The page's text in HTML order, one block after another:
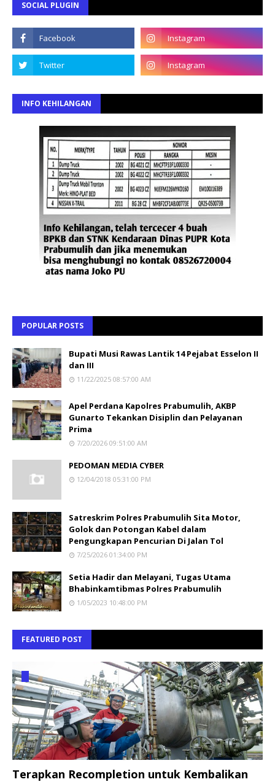
SOCIAL PLUGIN
INFO KEHILANGAN
POPULAR POSTS
Bupati Musi Rawas Lantik 14 Pejabat Esselon II
dan III
11/22/2025 08:57:00 AM
Apel Perdana Kapolres Prabumulih, AKBP
Gunarto Tekankan Disiplin dan Pelayanan
Prima
7/20/2026 09:51:00 AM
PEDOMAN MEDIA CYBER
12/04/2018 05:31:00 PM
Satreskrim Polres Prabumulih Sita Motor,
Golok dan Potongan Kabel dalam
Pengungkapan Pencurian Di Jalan Tol
7/25/2026 01:34:00 PM
Setia Hadir dan Melayani, Tugas Utama
Bhabinkamtibmas Polres Prabumulih
1/05/2023 10:48:00 PM
FEATURED POST
Terapkan Recompletion untuk Kembalikan